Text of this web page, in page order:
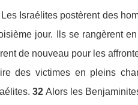
Les Israélites postèrent des
jour. Ils se rangèrent
de nouveau pour les
des victimes en pleins
32 Alors les